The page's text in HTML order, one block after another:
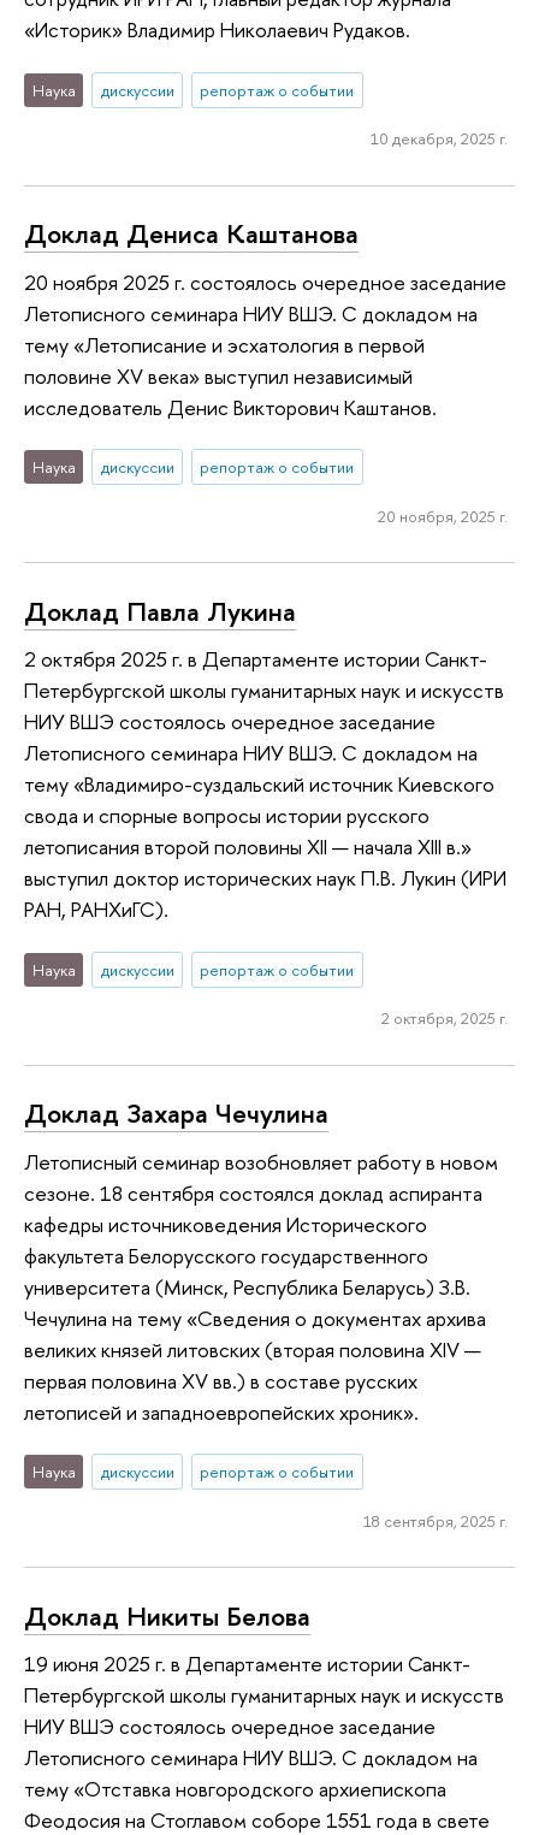
«Историк» Владимир Николаевич Рудаков.
Наука дискуссии репортаж о событии
10 декабря, 2025 г.
Доклад Дениса Каштанова
20 ноября 2025 г. состоялось очередное заседание
Летописного семинара НИУ ВШЭ. С докладом на
тему «Летописание и эсхатология в первой
половине XV века» выступил независимый
исследователь Денис Викторович Каштанов.
Наука дискуссии репортаж о событии
20 ноября, 2025 г.
Доклад Павла Лукина
2 октября 2025 г. в Департаменте истории Санкт-
Петербургской школы гуманитарных наук и искусств
НИУ ВШЭ состоялось очередное заседание
Летописного семинара НИУ ВШЭ. С докладом на
тему «Владимиро-суздальский источник Киевского
свода и спорные вопросы истории русского
летописания второй половины XII — начала XIII в.»
выступил доктор исторических наук П.В. Лукин (ИРИ
РАН, РАНХиГС).
Наука дискуссии репортаж о событии
2 октября, 2025 г.
Доклад Захара Чечулина
Летописный семинар возобновляет работу в новом
сезоне. 18 сентября состоялся доклад аспиранта
кафедры источниковедения Исторического
факультета Белорусского государственного
университета (Минск, Республика Беларусь) З.В.
Чечулина на тему «Сведения о документах архива
великих князей литовских (вторая половина XIV —
первая половина XV вв.) в составе русских
летописей и западноевропейских хроник».
Наука дискуссии репортаж о событии
18 сентября, 2025 г.
Доклад Никиты Белова
19 июня 2025 г. в Департаменте истории Санкт-
Петербургской школы гуманитарных наук и искусств
НИУ ВШЭ состоялось очередное заседание
Летописного семинара НИУ ВШЭ. С докладом на
тему «Отставка новгородского архиепископа
Феодосия на Стоглавом соборе 1551 года в свете